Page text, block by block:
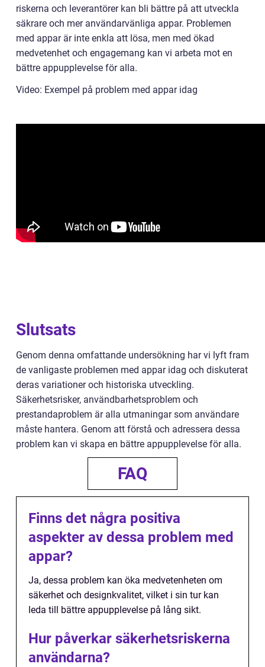
riskerna och leverantörer kan bli bättre på att utveckla
säkrare och mer användarvänliga appar. Problemen
med appar är inte enkla att lösa, men med ökad
medvetenhet och engagemang kan vi arbeta mot en
bättre appupplevelse för alla.
Video: Exempel på problem med appar idag
Slutsats
Genom denna omfattande undersökning har vi lyft fram
de vanligaste problemen med appar idag och diskuterat
deras variationer och historiska utveckling.
Säkerhetsrisker, användbarhetsproblem och
prestandaproblem är alla utmaningar som användare
måste hantera. Genom att förstå och adressera dessa
problem kan vi skapa en bättre appupplevelse för alla.
FAQ
Finns det några positiva
aspekter av dessa problem med
appar?
Ja, dessa problem kan öka medvetenheten om
säkerhet och designkvalitet, vilket i sin tur kan
leda till bättre appupplevelse på lång sikt.
Hur påverkar säkerhetsriskerna
användarna?